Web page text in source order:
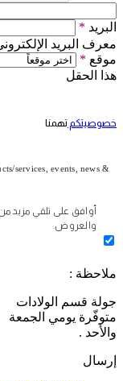
البريد *
معرف البريد
موقع *
هذا الحقل
خصوصيتكم تهمنا
services, events, news &
أوافق على تلقي مزيد
والعروض.
ملاحظة :
جولة قسم الولادات
متوفّرة يومي الجمعة
والأحد .
إرسال